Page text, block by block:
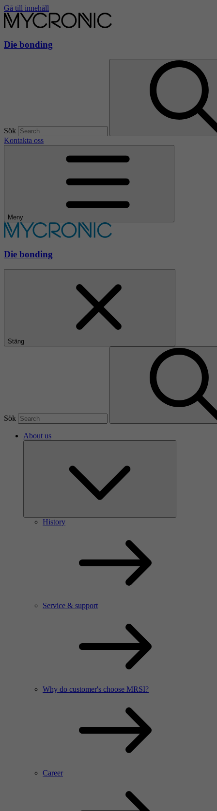
Gå till innehåll
Die bonding
Sök
Kontakta oss
Meny
Die bonding
Stäng
Sök
About us
History
Service & support
Why do customer's choose MRSI?
Career